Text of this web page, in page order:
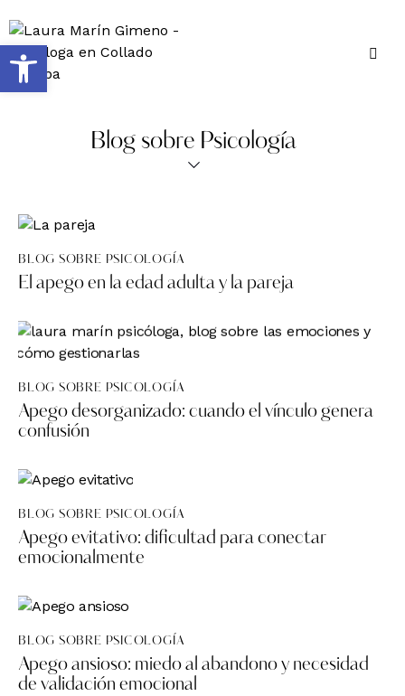
Blog sobre Psicología
BLOG SOBRE PSICOLOGÍA
El apego en la edad adulta y la pareja
BLOG SOBRE PSICOLOGÍA
Apego desorganizado: cuando el vínculo genera
confusión
BLOG SOBRE PSICOLOGÍA
Apego evitativo: dificultad para conectar
emocionalmente
BLOG SOBRE PSICOLOGÍA
Apego ansioso: miedo al abandono y necesidad
de validación emocional
Abrir barra de herramientas